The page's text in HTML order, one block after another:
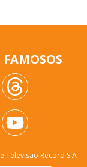
Televisão Record S.A